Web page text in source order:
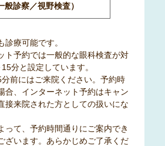
般診察／視野検査）
療可能です。
ト予約では一般的な眼科検査が対
分と設定しています。
前にはご来院ください。予約時
合、インターネット予約はキャン
接来院された方としての扱いにな
って、予約時間通りにご案内でき
ざいます。あらかじめご了承くだ